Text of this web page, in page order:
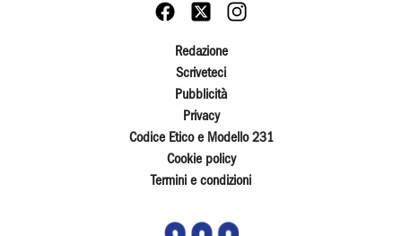
Redazione
Scriveteci
Pubblicità
Privacy
Codice Etico e Modello 231
Cookie policy
Termini e condizioni